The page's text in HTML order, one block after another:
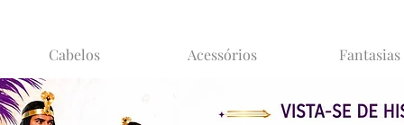
Cabelos Acessórios Fantasias